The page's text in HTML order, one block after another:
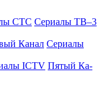
СТС Се­риа­лы ТВ–3
Ка­нал Се­риа­лы
ICTV Пя­тый Ка­